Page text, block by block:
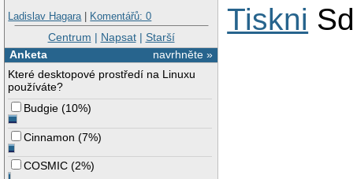
Ladislav Hagara| Komentářů: 0
Centrum | Napsat| Starší
navrhněte »
Anketa
Které desktopové prostředí na Linuxu
používáte?
Budgie (10%)
Cinnamon (7%)
COSMIC (2%)
Tiskni